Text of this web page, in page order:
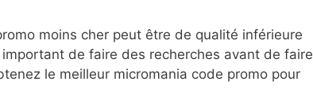
moins cher peut être de qualité inférieure
de faire des recherches avant de faire
le meilleur micromania code promo pour